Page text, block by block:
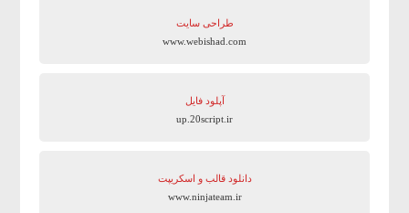
طراحی سایت
www.webishad.com
آپلود فایل
up.20script.ir
دانلود قالب و اسکریپت
www.ninjateam.ir